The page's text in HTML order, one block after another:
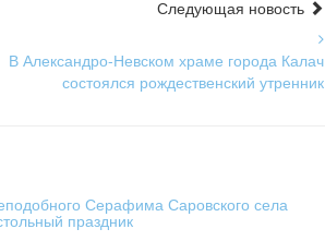
Следующая новость
В Александро-Невском храме города Калач
состоялся рождественский утренник
Серафима Саровского села
праздник